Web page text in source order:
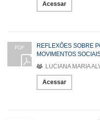
Acessar
PDF
REFLEXÕES SOBRE
MOVIMENTOS
LUCIANA MARIA
Acessar